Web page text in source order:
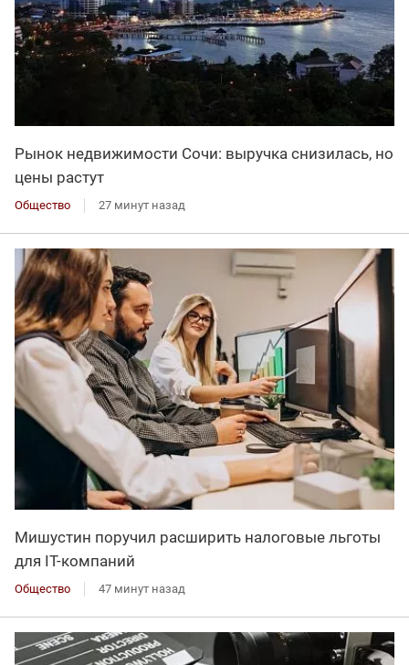
Рынок недвижимости Сочи: выручка снизилась, но
цены растут
Общество 27 минут назад
Мишустин поручил расширить налоговые льготы
для IT-компаний
Общество 47 минут назад